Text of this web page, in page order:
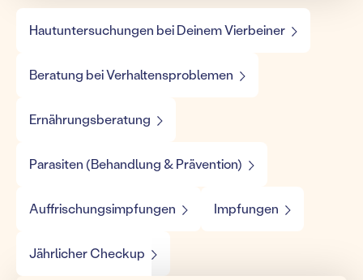
Hautuntersuchungen bei Deinem Vierbeiner
Beratung bei Verhaltensproblemen
Ernährungsberatung
Parasiten (Behandlung & Prävention)
Auffrischungsimpfungen Impfungen
Jährlicher Checkup